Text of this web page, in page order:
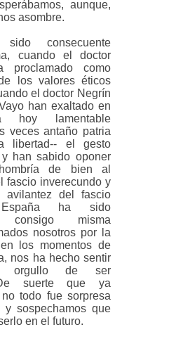
aunque,
asombre.
consecuente
cuando el doctor
proclamado como
los valores éticos
el doctor Negrín
han exaltado en
hoy lamentable
veces antaño patria
libertad-- el gesto
han sabido oponer
de bien al
fascio inverecundo y
avilantez del fascio
España ha sido
consigo misma
nosotros por la
los momentos de
nos ha hecho sentir
orgullo de ser
suerte que ya
todo fue sorpresa
sospechamos que
en el futuro.